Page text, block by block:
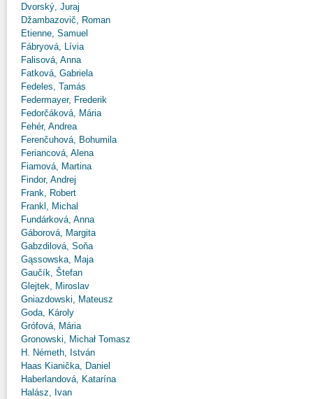
Dvorský, Juraj
Džambazovič, Roman
Etienne, Samuel
Fábryová, Lívia
Falisová, Anna
Fatková, Gabriela
Fedeles, Tamás
Federmayer, Frederik
Fedorčáková, Mária
Fehér, Andrea
Ferenčuhová, Bohumila
Feriancová, Alena
Fiamová, Martina
Findor, Andrej
Frank, Robert
Frankl, Michal
Fundárková, Anna
Gáborová, Margita
Gabzdilová, Soňa
Gąssowska, Maja
Gaučík, Štefan
Glejtek, Miroslav
Gniazdowski, Mateusz
Goda, Károly
Grófová, Mária
Gronowski, Michał Tomasz
H. Németh, István
Haas Kianička, Daniel
Haberlandová, Katarína
Halász, Ivan